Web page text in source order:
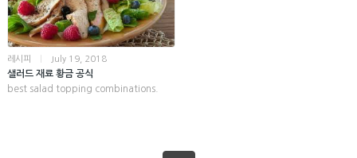
레시피 July 19, 2018
샐러드 재료 황금 공식
best salad topping combinations.